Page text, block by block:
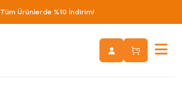
Tüm Ürünlerde %10 İndirim!